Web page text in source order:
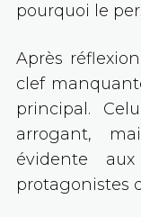
pourquoi le
Après
clef
principal.
arrogant,
évidente
protagonistes